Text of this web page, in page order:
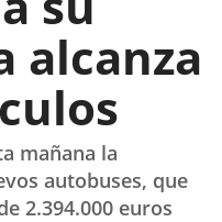
alcanza
mañana la
autobuses, que
2.394.000 euros